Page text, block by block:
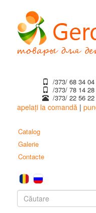
conţinutul
principal
/373/ 68 34
/373/ ‎78 14
/373/ 22 56
apelați la comandă |
Catalog
Galerie
Contacte
Formular